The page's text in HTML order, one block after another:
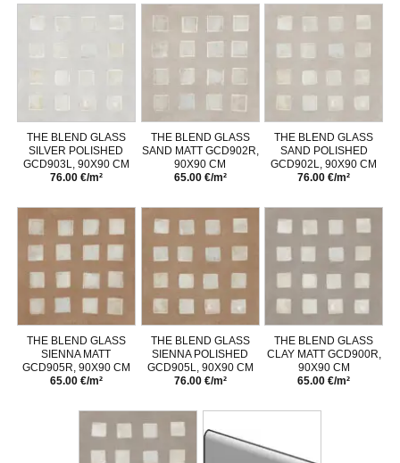
THE BLEND GLASS
SILVER POLISHED
GCD903L, 90X90 CM
76.00 €/m²
THE BLEND GLASS
SAND MATT GCD902R,
90X90 CM
65.00 €/m²
THE BLEND GLASS
SAND POLISHED
GCD902L, 90X90 CM
76.00 €/m²
THE BLEND GLASS
SIENNA MATT
GCD905R, 90X90 CM
65.00 €/m²
THE BLEND GLASS
SIENNA POLISHED
GCD905L, 90X90 CM
76.00 €/m²
THE BLEND GLASS
CLAY MATT GCD900R,
90X90 CM
65.00 €/m²